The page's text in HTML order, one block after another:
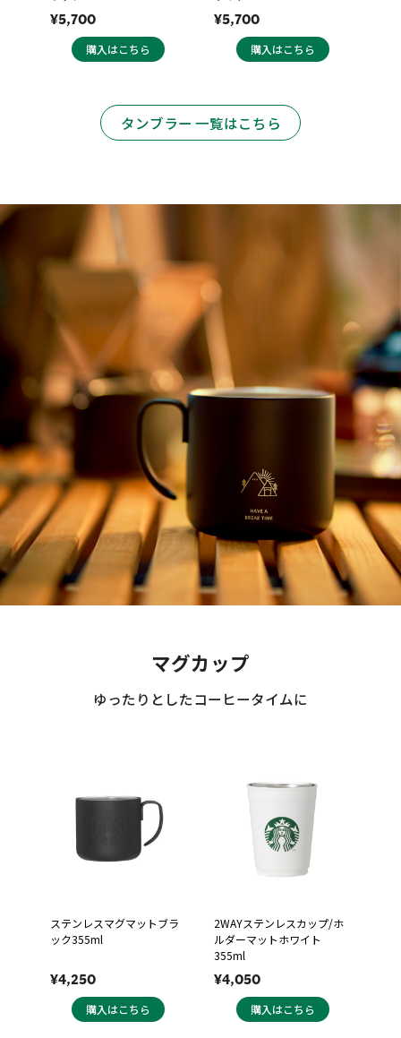
¥5,700
購入はこちら
¥5,700
購入はこちら
タンブラー 一覧はこちら
マグカップ
ゆったりとしたコーヒータイムに
ステンレスマグマットブラ
ック355ml
¥4,250
購入はこちら
2WAYステンレスカップ/ホ
ルダーマットホワイト
355ml
¥4,050
購入はこちら